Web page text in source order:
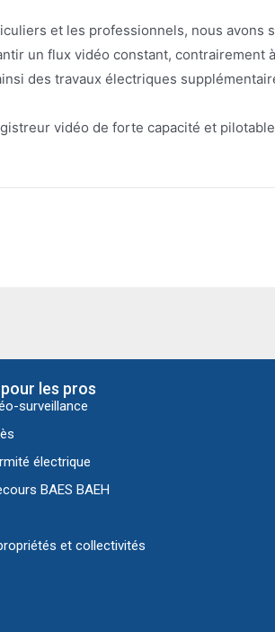
et les professionnels, nous avons
un flux vidéo constant,
des travaux électriques
vidéo de forte capacité et
les pros
surveillance
électrique
BAES BAEH
et collectivités